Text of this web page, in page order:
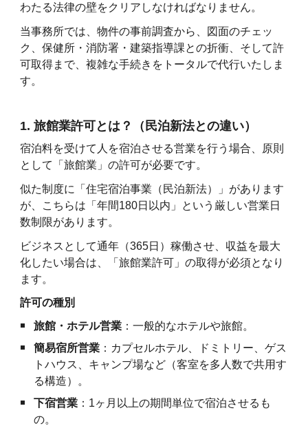
わたる法律の壁をクリアしなければなりません。
当事務所では、物件の事前調査から、図面のチェッ
ク、保健所・消防署・建築指導課との折衝、そして許
可取得まで、複雑な手続きをトータルで代行いたしま
す。
1. 旅館業許可とは？（民泊新法との違い）
宿泊料を受けて人を宿泊させる営業を行う場合、原則
として「旅館業」の許可が必要です。
似た制度に「住宅宿泊事業（民泊新法）」があります
が、こちらは「年間180日以内」という厳しい営業日
数制限があります。
ビジネスとして通年（365日）稼働させ、収益を最大
化したい場合は、「旅館業許可」の取得が必須となり
ます。
許可の種別
旅館・ホテル営業 ：一般的なホテルや旅館。
簡易宿所営業 ：カプセルホテル、ドミトリー、ゲス
トハウス、キャンプ場など（客室を多人数で共用す
る構造）。
下宿営業 ：1ヶ月以上の期間単位で宿泊させるも
の。